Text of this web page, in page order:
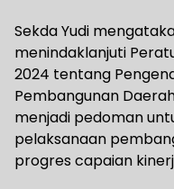
Sekda Yudi
menindaklanjuti
2024 tentang
Pembangunan
menjadi pedoman
pelaksanaan
progres capaian